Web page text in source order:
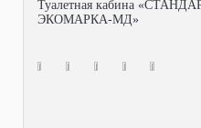
Туалетная кабина
ЭКОМАРКА-МД»